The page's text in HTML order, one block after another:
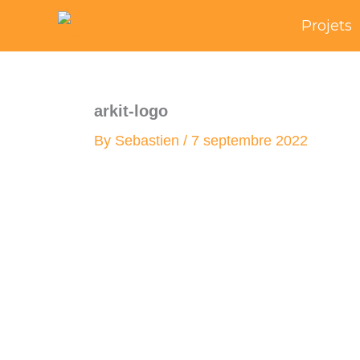
content
Projets
arkit-logo
By Sebastien / 7 septembre 2022